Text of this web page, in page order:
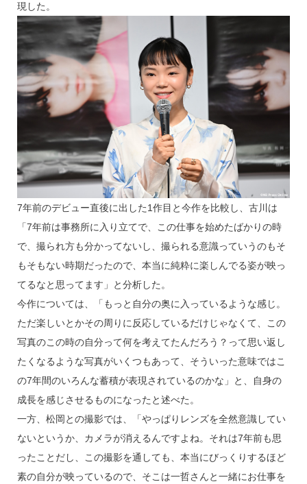
現した。
7年前のデビュー直後に出した1作目と今作を比較し、古川は
「7年前は事務所に入り立てで、この仕事を始めたばかりの時
で、撮られ方も分かってないし、撮られる意識っていうのもそ
もそもない時期だったので、本当に純粋に楽しんでる姿が映っ
てるなと思ってます」と分析した。
今作については、「もっと自分の奥に入っているような感じ。
ただ楽しいとかその周りに反応しているだけじゃなくて、この
写真のこの時の自分って何を考えてたんだろう？って思い返し
たくなるような写真がいくつもあって、そういった意味ではこ
の7年間のいろんな蓄積が表現されているのかな」と、自身の
成長を感じさせるものになったと述べた。
一方、松岡との撮影では、「やっぱりレンズを全然意識してい
ないというか、カメラが消えるんですよね。それは7年前も思
ったことだし、この撮影を通しても、本当にびっくりするほど
素の自分が映っているので、そこは一哲さんと一緒にお仕事を